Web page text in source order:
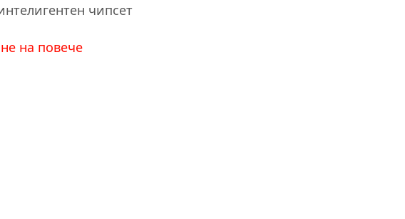
чипсет
на повече